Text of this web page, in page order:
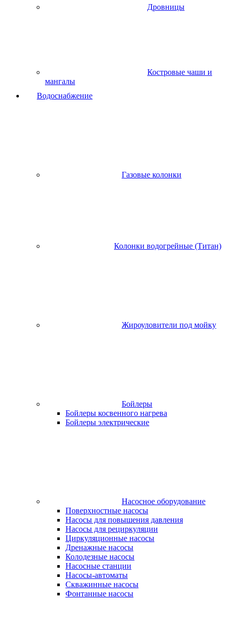
Дровницы
Костровые чаши и
мангалы
Водоснабжение
Газовые колонки
Колонки водогрейные (Титан)
Жироуловители под мойку
Бойлеры
Бойлеры косвенного нагрева
Бойлеры электрические
Насосное оборудование
Поверхностные насосы
Насосы для повышения давления
Насосы для рециркуляции
Циркуляционные насосы
Дренажные насосы
Колодезные насосы
Насосные станции
Насосы-автоматы
Скважинные насосы
Фонтанные насосы